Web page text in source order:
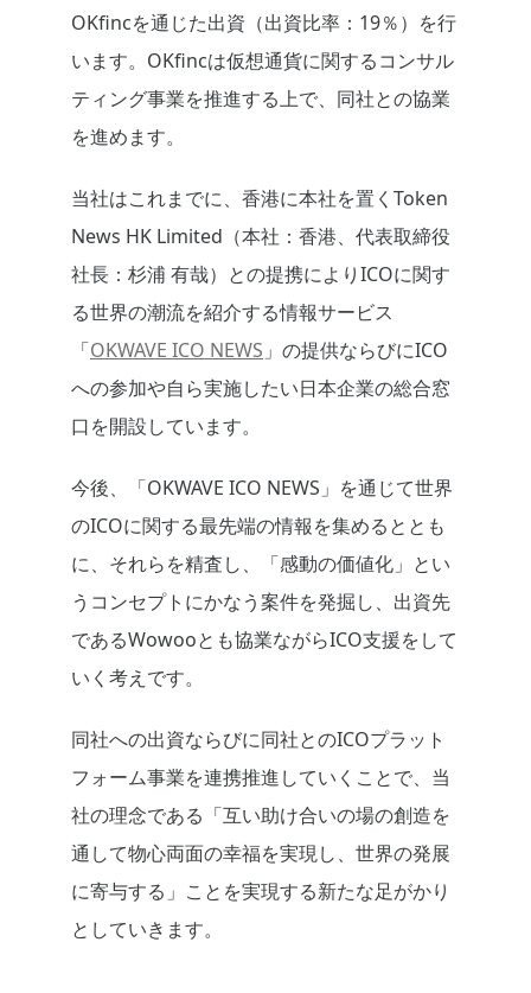
OKfincを通じた出資（出資比率：19％）を行
います。OKfincは仮想通貨に関するコンサル
ティング事業を推進する上で、同社との協業
を進めます。
当社はこれまでに、香港に本社を置くToken
News HK Limited（本社：香港、代表取締役
社長：杉浦 有哉）との提携によりICOに関す
る世界の潮流を紹介する情報サービス
「OKWAVE ICO NEWS 」の提供ならびにICO
への参加や自ら実施したい日本企業の総合窓
口を開設しています。
今後、「OKWAVE ICO NEWS」を通じて世界
のICOに関する最先端の情報を集めるととも
に、それらを精査し、「感動の価値化」とい
うコンセプトにかなう案件を発掘し、出資先
であるWowooとも協業ながらICO支援をして
いく考えです。
同社への出資ならびに同社とのICOプラット
フォーム事業を連携推進していくことで、当
社の理念である「互い助け合いの場の創造を
通して物心両面の幸福を実現し、世界の発展
に寄与する」ことを実現する新たな足がかり
としていきます。